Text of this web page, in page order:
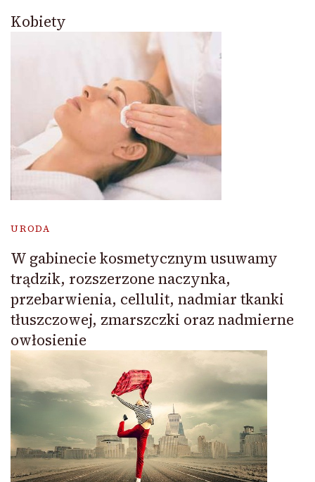
Kobiety
URODA
W gabinecie kosmetycznym usuwamy
trądzik, rozszerzone naczynka,
przebarwienia, cellulit, nadmiar tkanki
tłuszczowej, zmarszczki oraz nadmierne
owłosienie